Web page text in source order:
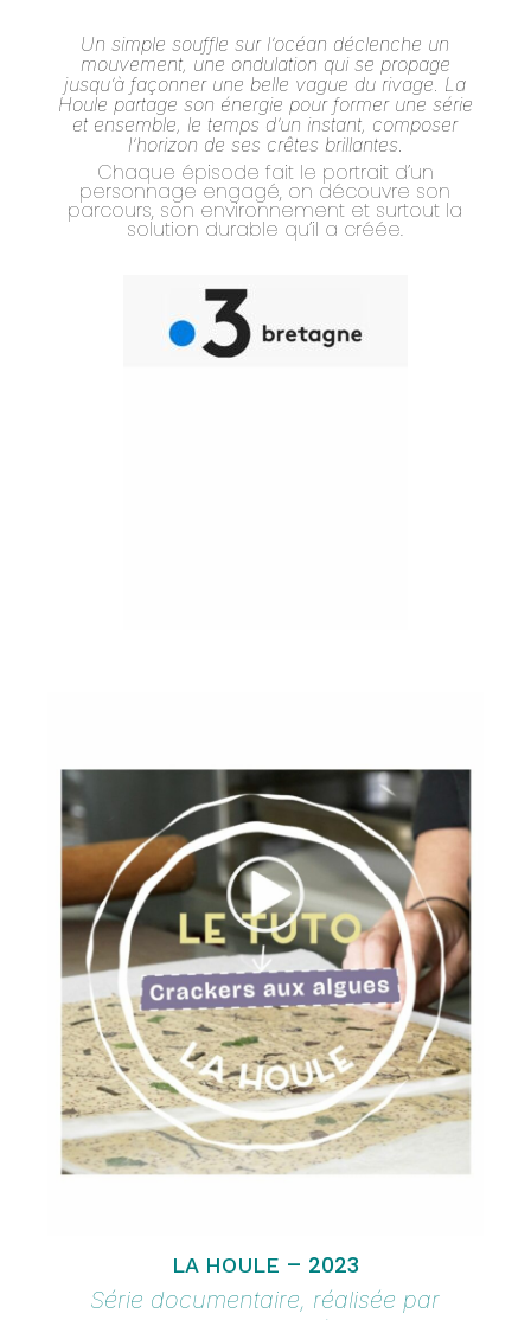
Un simple souffle sur l’océan déclenche un
mouvement, une ondulation qui se propage
jusqu’à façonner une belle vague du rivage. La
Houle partage son énergie pour former une série
et ensemble, le temps d’un instant, composer
l’horizon de ses crêtes brillantes.
Chaque épisode fait le portrait d’un
personnage engagé, on découvre son
parcours, son environnement et surtout la
solution durable qu’il a créée.
LA HOULE – 2023
Série documentaire, réalisée par